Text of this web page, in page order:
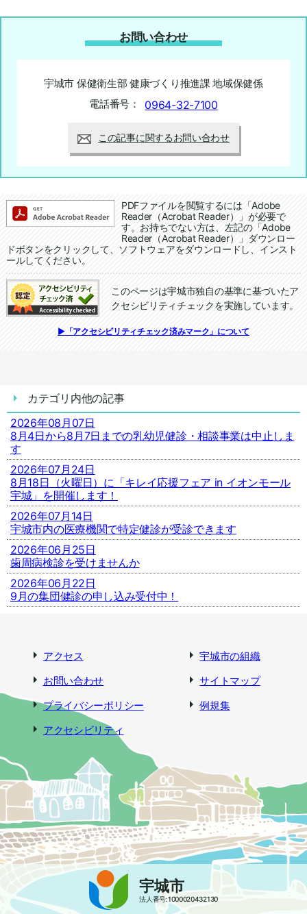
お問い合わせ
宇城市 保健衛生部 健康づくり推進課 地域保健係
電話番号：
0964-32-7100
この記事に関するお問い合わせ
追加情報：PDFファイルPDFファイルを閲覧するには「Adobe
Reader（Acrobat Reader）」が必要で
す。お持ちでない方は、左記の「Adobe
Reader（Acrobat Reader）」ダウンロー
ドボタンをクリックして、ソフトウェアをダウンロードし、インスト
ールしてください。
追加情報：アクセシビリティチェック
このページは宇城市独自の基準に基づいたア
クセシビリティチェックを実施しています。
▶「アクセシビリティチェック済みマーク」について
カテゴリ内他の記事
2026年08月07日
8月4日から8月7日までの乳幼児健診・相談事業は中止しま
す
2026年07月24日
8月18日（火曜日）に「キレイ応援フェア in イオンモール
宇城」を開催します！
2026年07月14日
宇城市内の医療機関で特定健診が受診できます
2026年06月25日
歯周病検診を受けませんか
2026年06月22日
9月の集団健診の申し込み受付中！
アクセス
宇城市の組織
お問い合わせ
サイトマップ
プライバシーポリシー
例規集
アクセシビリティ
宇城市
法人番号:1000020432130